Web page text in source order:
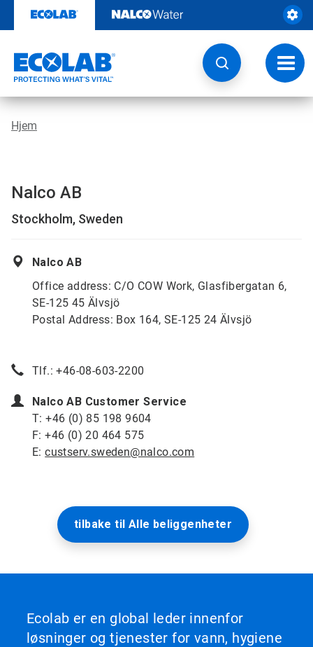
til
Veksle
Hjem
Nalco AB
Stockholm, Sweden
Nalco AB
Office address: C/O COW Work, Glasfibergatan 6,
SE-125 45 Älvsjö
Postal Address: Box 164, SE-125 24 Älvsjö
Tlf.: +46-08-603-2200
Nalco AB Customer Service
T: +46 (0) 85 198 9604
F: +46 (0) 20 464 575
E:custserv.sweden@nalco.com
tilbake til Alle beliggenheter
Ecolab er en global leder innenfor
løsninger og tjenester for vann, hygiene